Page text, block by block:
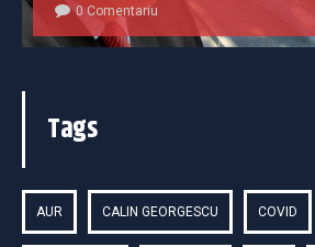
0 Comentariu
Tags
AUR CALIN GEORGESCU COVID